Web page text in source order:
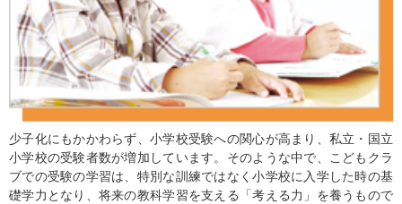
少子化にもかかわらず、小学校受験への関心が高まり、私立・国立
小学校の受験者数が増加しています。そのような中で、こどもクラ
ブでの受験の学習は、特別な訓練ではなく小学校に入学した時の基
礎学力となり、将来の教科学習を支える「考える力」を養うもので